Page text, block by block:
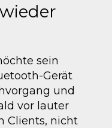
sein
Gerät
und
vor lauter
Clients, nicht